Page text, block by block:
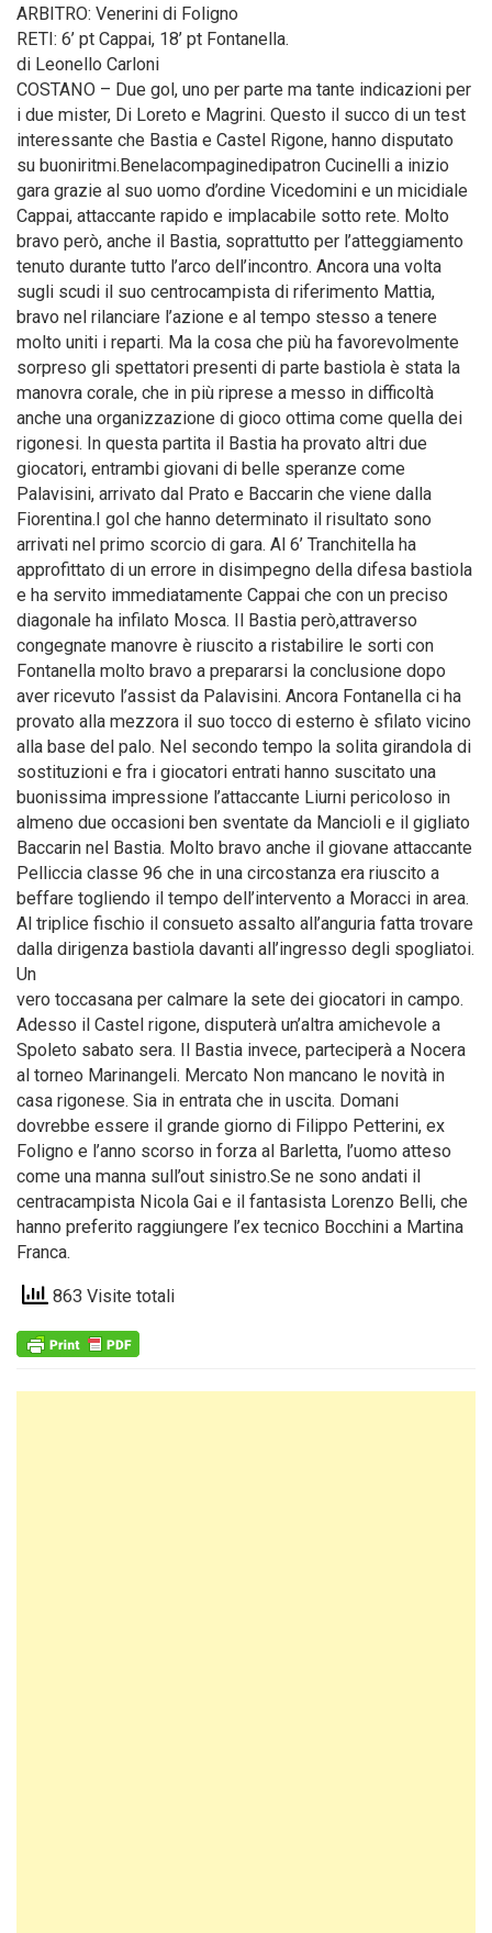
ARBITRO: Venerini di Foligno
RETI: 6’ pt Cappai, 18’ pt Fontanella.
di Leonello Carloni
COSTANO – Due gol, uno per parte ma tante indicazioni per
i due mister, Di Loreto e Magrini. Questo il succo di un test
interessante che Bastia e Castel Rigone, hanno disputato
su buoniritmi.Benelacompaginedipatron Cucinelli a inizio
gara grazie al suo uomo d’ordine Vicedomini e un micidiale
Cappai, attaccante rapido e implacabile sotto rete. Molto
bravo però, anche il Bastia, soprattutto per l’atteggiamento
tenuto durante tutto l’arco dell’incontro. Ancora una volta
sugli scudi il suo centrocampista di riferimento Mattia,
bravo nel rilanciare l’azione e al tempo stesso a tenere
molto uniti i reparti. Ma la cosa che più ha favorevolmente
sorpreso gli spettatori presenti di parte bastiola è stata la
manovra corale, che in più riprese a messo in difficoltà
anche una organizzazione di gioco ottima come quella dei
rigonesi. In questa partita il Bastia ha provato altri due
giocatori, entrambi giovani di belle speranze come
Palavisini, arrivato dal Prato e Baccarin che viene dalla
Fiorentina.I gol che hanno determinato il risultato sono
arrivati nel primo scorcio di gara. Al 6’ Tranchitella ha
approfittato di un errore in disimpegno della difesa bastiola
e ha servito immediatamente Cappai che con un preciso
diagonale ha infilato Mosca. Il Bastia però,attraverso
congegnate manovre è riuscito a ristabilire le sorti con
Fontanella molto bravo a prepararsi la conclusione dopo
aver ricevuto l’assist da Palavisini. Ancora Fontanella ci ha
provato alla mezzora il suo tocco di esterno è sfilato vicino
alla base del palo. Nel secondo tempo la solita girandola di
sostituzioni e fra i giocatori entrati hanno suscitato una
buonissima impressione l’attaccante Liurni pericoloso in
almeno due occasioni ben sventate da Mancioli e il gigliato
Baccarin nel Bastia. Molto bravo anche il giovane attaccante
Pelliccia classe 96 che in una circostanza era riuscito a
beffare togliendo il tempo dell’intervento a Moracci in area.
Al triplice fischio il consueto assalto all’anguria fatta trovare
dalla dirigenza bastiola davanti all’ingresso degli spogliatoi.
Un
vero toccasana per calmare la sete dei giocatori in campo.
Adesso il Castel rigone, disputerà un’altra amichevole a
Spoleto sabato sera. Il Bastia invece, parteciperà a Nocera
al torneo Marinangeli. Mercato Non mancano le novità in
casa rigonese. Sia in entrata che in uscita. Domani
dovrebbe essere il grande giorno di Filippo Petterini, ex
Foligno e l’anno scorso in forza al Barletta, l’uomo atteso
come una manna sull’out sinistro.Se ne sono andati il
centracampista Nicola Gai e il fantasista Lorenzo Belli, che
hanno preferito raggiungere l’ex tecnico Bocchini a Martina
Franca.
863 Visite totali